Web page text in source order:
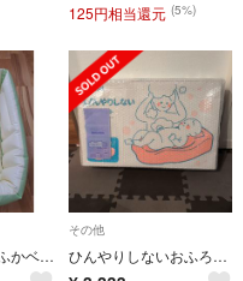
125円相当還元 (5%)
リッチェル ふかふかベビーバス プラス(1個入)
その他
ひんやりしないおふろマットN(1個)